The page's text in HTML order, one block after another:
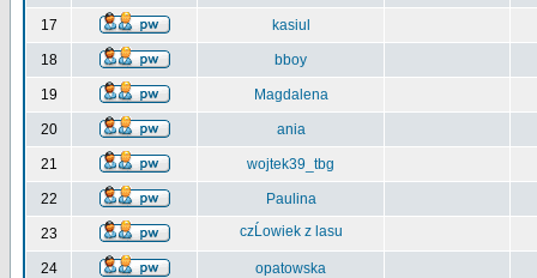
17 kasiul
18 bboy
19 Magdalena
20 ania
21 wojtek39_tbg
22 Paulina
23 czĹowiek z lasu
24 opatowska